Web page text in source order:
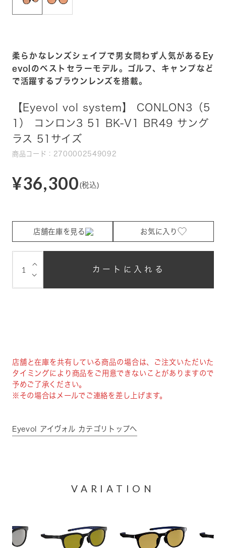
柔らかなレンズシェイプで男女問わず人気があるEy
evolのベストセラーモデル。ゴルフ、キャンプなど
で活躍するブラウンレンズを搭載。
【Eyevol vol system】 CONLON3（5
1） コンロン3 51 BK-V1 BR49 サング
ラス 51サイズ
商品コード：2700002549092
¥36,300 (税込)
店舗在庫を見る お気に入り
⌵
⌵ カートに入れる
店舗と在庫を共有している商品の場合は、ご注文いただいた
タイミングにより商品をご用意できないことがありますので
予めご了承ください。
※その場合はメールでご連絡を差し上げます。
Eyevol アイヴォル カテゴリトップへ
VARIATION